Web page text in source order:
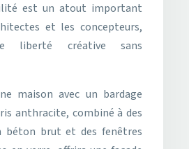
est un atout important
et les concepteurs,
liberté créative sans
maison avec un bardage
anthracite, combiné à des
béton brut et des fenêtres